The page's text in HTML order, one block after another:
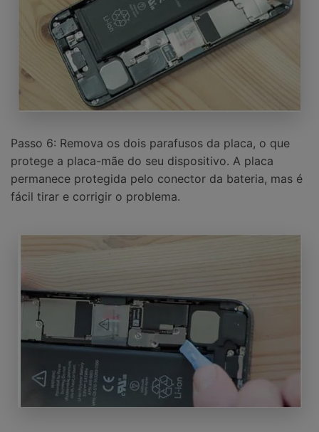
Passo 6: Remova os dois parafusos da placa, o que
protege a placa-mãe do seu dispositivo. A placa
permanece protegida pelo conector da bateria, mas é
fácil tirar e corrigir o problema.